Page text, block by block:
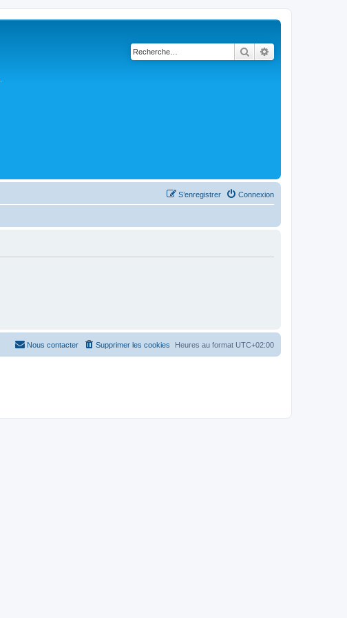
Rechercher
Connexion
S’enregistrer
Heures au format UTC+02:00
Supprimer les cookies
Nous contacter